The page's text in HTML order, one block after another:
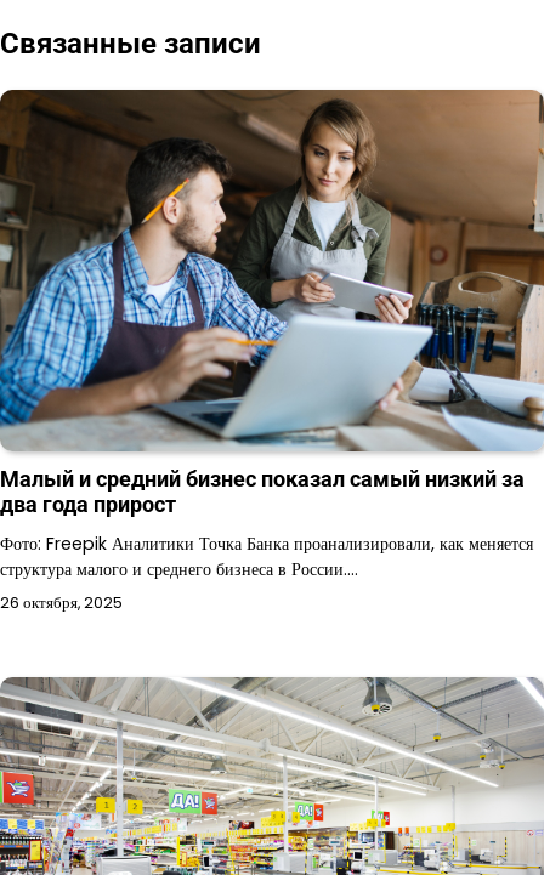
Связанные записи
Малый и средний бизнес показал самый низкий за
два года прирост
Фото: Freepik Аналитики Точка Банка проанализировали, как меняется
структура малого и среднего бизнеса в России.…
26 октября, 2025